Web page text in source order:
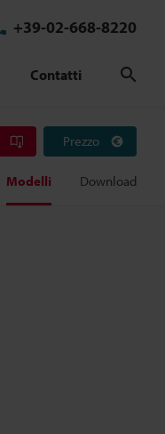
+39-02-668-8220
Contatti
Prezzo
Modelli Download